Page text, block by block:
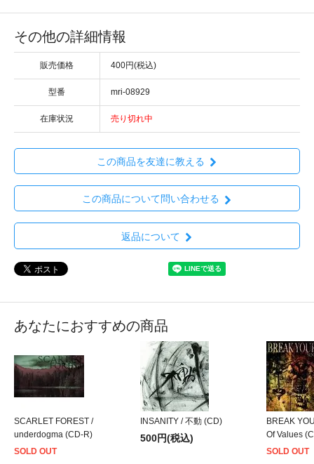
その他の詳細情報
販売価格 400円(税込)
型番 mri-08929
在庫状況 売り切れ中
この商品を友達に教える
この商品について問い合わせる
返品について
あなたにおすすめの商品
SCARLET FOREST /
underdogma (CD-R)
SOLD OUT
INSANITY / 不動 (CD)
500円(税込)
BREAK
Of Values
SOLD OUT